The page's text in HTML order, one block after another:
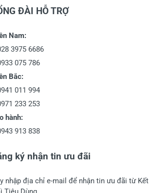
ĐÀI HỖ TRỢ
Nam:
3975 6686
075 786
Bắc:
011 994
233 253
hành:
913 838
ký nhận tin ưu đãi
nhập địa chỉ e-mail để nhận tin ưu đãi từ Kết